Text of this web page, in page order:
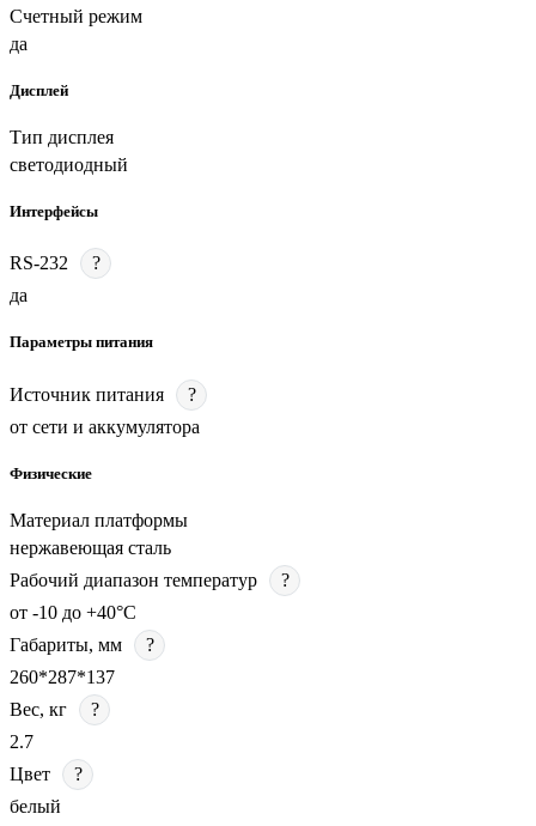
Счетный режим
да
Дисплей
Тип дисплея
светодиодный
Интерфейсы
RS-232
?
да
Параметры питания
Источник питания
?
от сети и аккумулятора
Физические
Материал платформы
нержавеющая сталь
Рабочий диапазон температур
?
от -10 до +40°C
Габариты, мм
?
260*287*137
Вес, кг
?
2.7
Цвет
?
белый